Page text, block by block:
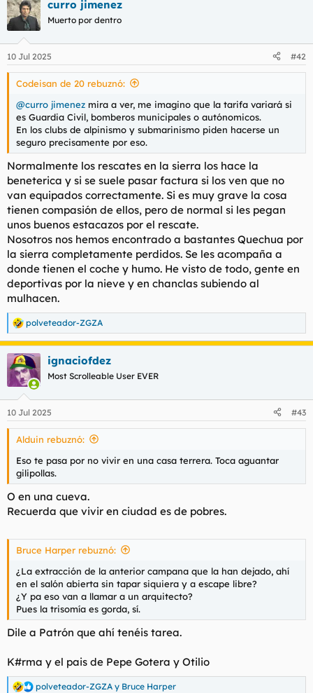
curro jimenez
Muerto por dentro
10 Jul 2025 #42
Codeisan de 20 rebuznó:
@curro jimenez mira a ver, me imagino que la tarifa variará si
es Guardia Civil, bomberos municipales o autónomicos.
En los clubs de alpinismo y submarinismo piden hacerse un
seguro precisamente por eso.
Normalmente los rescates en la sierra los hace la
beneterica y si se suele pasar factura si los ven que no
van equipados correctamente. Si es muy grave la cosa
tienen compasión de ellos, pero de normal si les pegan
unos buenos estacazos por el rescate.
Nosotros nos hemos encontrado a bastantes Quechua por
la sierra completamente perdidos. Se les acompaña a
donde tienen el coche y humo. He visto de todo, gente en
deportivas por la nieve y en chanclas subiendo al
mulhacen.
R
e
a
c
c
i
e
s
polveteador-ZGZA
ignaciofdez
Most Scrolleable User EVER
10 Jul 2025 #43
Alduin rebuznó:
Eso te pasa por no vivir en una casa terrera. Toca aguantar
gilipollas.
O en una cueva.
Recuerda que vivir en ciudad es de pobres.
Bruce Harper rebuznó:
¿La extracción de la anterior campana que la han dejado, ahí
en el salón abierta sin tapar siquiera y a escape libre?
¿Y pa eso van a llamar a un arquitecto?
Pues la trisomía es gorda, sí.
Dile a Patrón que ahí tenéis tarea.
K#rma y el pais de Pepe Gotera y Otilio
R polveteador-ZGZA y Bruce Harper